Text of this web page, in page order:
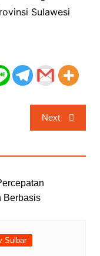
Sulawesi
Next
Sulbar